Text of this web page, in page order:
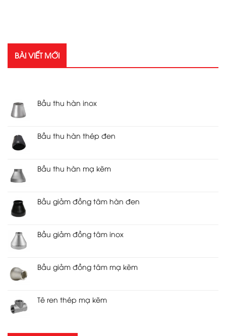
BÀI VIẾT MỚI
Bầu thu hàn inox
Bầu thu hàn thép đen
Bầu thu hàn mạ kẽm
Bầu giảm đồng tâm hàn đen
Bầu giảm đồng tâm inox
Bầu giảm đồng tâm mạ kẽm
Tê ren thép mạ kẽm